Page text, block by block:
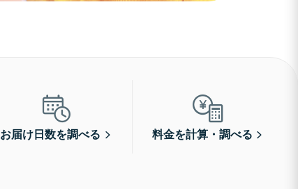
お届け日数を調べる 料金を計算・調べる